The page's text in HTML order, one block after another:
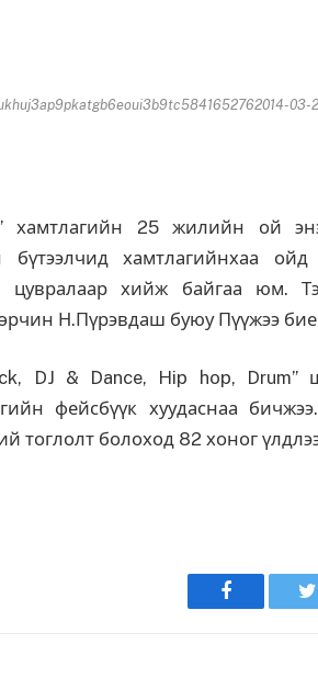
03-
хамтлагийн 25 жилийн ой
бүтээлчид хамтлагийнхаа
цувралаар хийж байгаа юм.
Н.Пүрэвдаш буюу Пүүжээ бие
DJ & Dance, Hip hop, Drum”
фейсбүүк хуудаснаа
тоглолт болоход 82 хоног
Facebook